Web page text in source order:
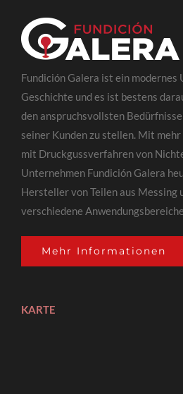
Fundición Galera ist ein modernes
Geschichte und es ist bestens
den anspruchsvollsten
seiner Kunden zu stellen. Mit
mit Druckgussverfahren von
Unternehmen Fundición Galera
Hersteller von Teilen aus Messing
verschiedene Anwendungsbereiche.
Mehr Informationen
KARTE